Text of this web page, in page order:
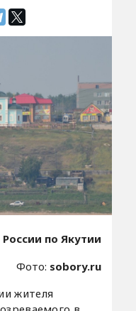
по Якутии
Фото: sobory.ru
жителя